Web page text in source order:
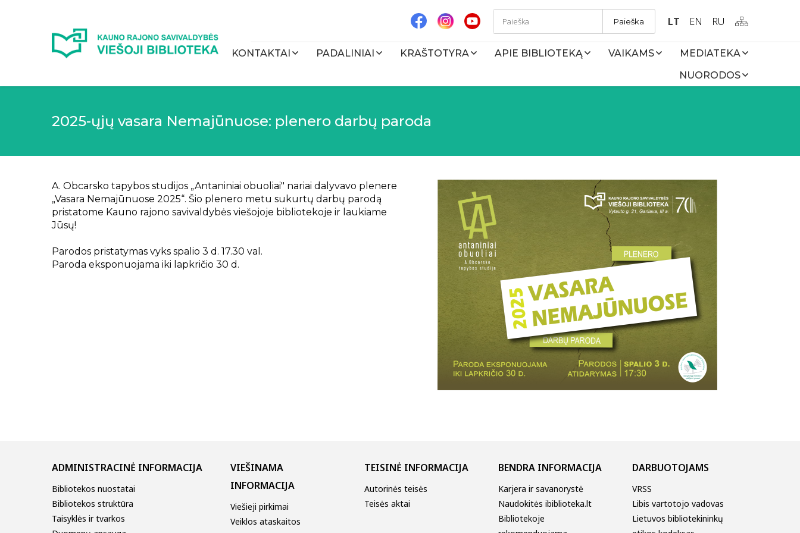
Paieška LT EN RU
KONTAKTAI PADALINIAI KRAŠTOTYRA APIE BIBLIOTEKĄ VAIKAMS
MEDIATEKA
NUORODOS
2025-ųjų vasara Nemajūnuose: plenero darbų paroda
A. Obcarsko tapybos studijos „Antaniniai obuoliai" nariai dalyvavo plenere
„Vasara Nemajūnuose 2025“. Šio plenero metu sukurtų darbų parodą
pristatome Kauno rajono savivaldybės viešojoje bibliotekoje ir laukiame
Jūsų!
Parodos pristatymas vyks spalio 3 d. 17.30 val.
Paroda eksponuojama iki lapkričio 30 d.
ADMINISTRACINĖ INFORMACIJA
Bibliotekos nuostatai
Bibliotekos struktūra
Taisyklės ir tvarkos
VIEŠINAMA
INFORMACIJA
Viešieji pirkimai
Veiklos ataskaitos
TEISINĖ INFORMACIJA
Autorinės teisės
Teisės aktai
BENDRA INFORMACIJA
Karjera ir savanorystė
Naudokitės ibiblioteka.lt
Bibliotekoje
DARBUOTOJAMS
VRSS
Libis vartotojo vadovas
Lietuvos bibliotekininkų